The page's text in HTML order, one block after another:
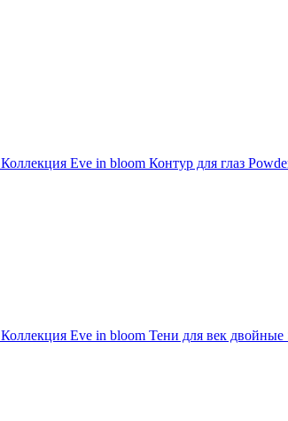
Коллекция Eve in bloom Контур для глаз
Коллекция Eve in bloom Тени для век